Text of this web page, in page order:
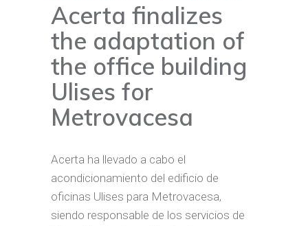
Acerta finalizes
the adaptation of
the office building
Ulises for
Metrovacesa
Acerta ha llevado a cabo el
acondicionamiento del edificio de
oficinas Ulises para Metrovacesa,
siendo responsable de los servicios de